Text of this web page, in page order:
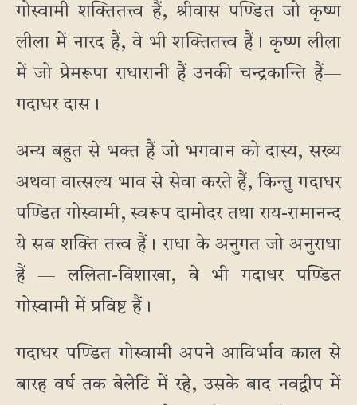
गोस्वामी शक्तितत्त्व हैं, श्रीवास पण्डित जो कृष्ण
लीला में नारद हैं, वे भी शक्तितत्त्व हैं। कृष्ण लीला
में जो प्रेमरूपा राधारानी हैं उनकी चन्द्रकान्ति हैं—
गदाधर दास।
अन्य बहुत से भक्त हैं जो भगवान को दास्य, सख्य
अथवा वात्सल्य भाव से सेवा करते हैं, किन्तु गदाधर
पण्डित गोस्वामी, स्वरूप दामोदर तथा राय-रामानन्द
ये सब शक्ति तत्त्व हैं। राधा के अनुगत जो अनुराधा
हैं — ललिता-विशाखा, वे भी गदाधर पण्डित
गोस्वामी में प्रविष्ट हैं।
गदाधर पण्डित गोस्वामी अपने आविर्भाव काल से
बारह वर्ष तक बेलेटि में रहे, उसके बाद नवद्वीप में